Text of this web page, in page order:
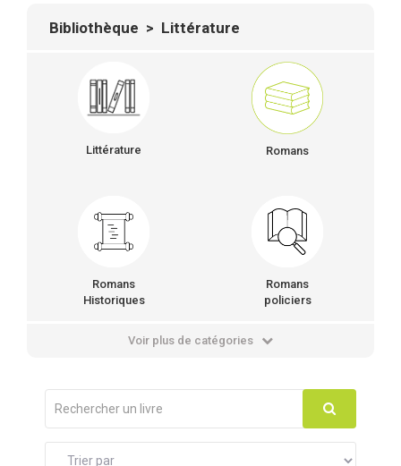
Bibliothèque > Littérature
Littérature Romans
Romans
Historiques
Romans
policiers
Voir plus de catégories